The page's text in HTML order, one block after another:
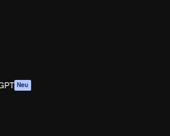
Neu